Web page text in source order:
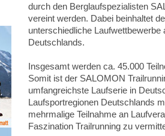
durch den Berglaufspezialisten
vereint werden. Dabei beinhaltet
unterschiedliche
Deutschlands.
Insgesamt werden ca. 45.000
Somit ist der SALOMON
umfangreichste Laufserie in
Laufsportregionen Deutschlands
mehrmalige Teilnahme an
Faszination Trailrunning zu